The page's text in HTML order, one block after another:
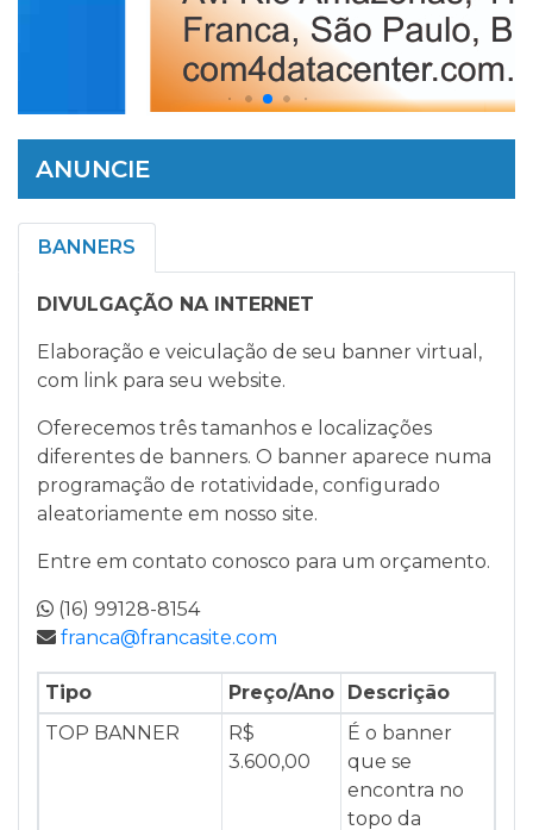
ANUNCIE
BANNERS
DIVULGAÇÃO NA INTERNET
Elaboração e veiculação de seu banner virtual,
com link para seu website.
Oferecemos três tamanhos e localizações
diferentes de banners. O banner aparece numa
programação de rotatividade, configurado
aleatoriamente em nosso site.
Entre em contato conosco para um orçamento.
(16) 99128-8154
franca@francasite.com
Tipo Preço/Ano
Descrição
TOP BANNER
R$
3.600,00
É o banner
que se
encontra no
topo da